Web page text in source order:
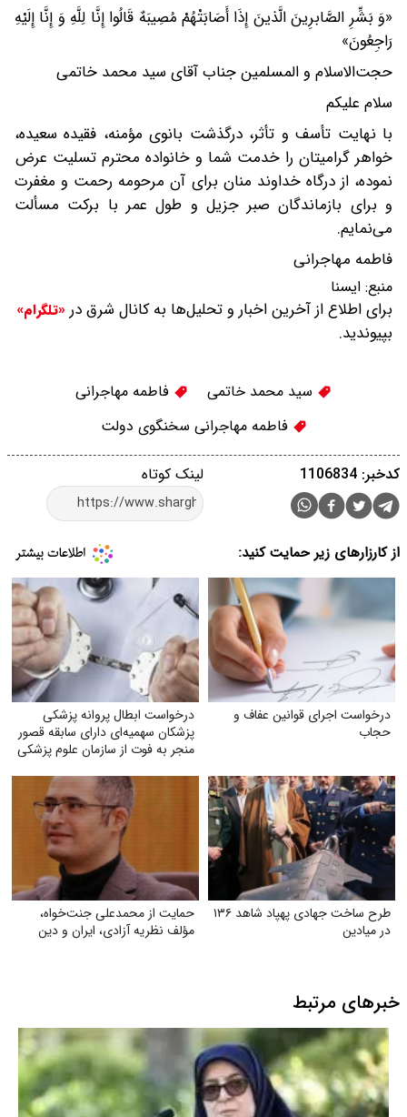
«وَ بَشِّرِ الصَّابرِینَ الَّذینَ إِذَا أَصَابَتْهُمْ مُصِیبَهٌ قَالُوا إِنَّا لِلَّهِ وَ إِنَّا إِلَیْهِ
رَاجِعُونَ»
حجت‌الاسلام و المسلمین جناب آقای سید محمد خاتمی
سلام علیکم
با نهایت تأسف و تأثر، درگذشت بانوی مؤمنه، فقیده سعیده،
خواهر گرامیتان را خدمت شما و خانواده محترم تسلیت عرض
نموده، از درگاه خداوند منان برای آن مرحومه رحمت و مغفرت
و برای بازماندگان صبر جزیل و طول عمر با برکت مسألت
می‌نمایم.
فاطمه مهاجرانی
منبع: ايسنا
برای اطلاع از آخرین اخبار و تحلیل‌ها به کانال شرق در «تلگرام»
بپیوندید.
سید محمد خاتمی
فاطمه مهاجرانی
فاطمه مهاجرانی سخنگوی دولت
لینک کوتاه کدخبر: 1106834
از کارزارهای زیر حمایت کنید:
درخواست اجرای قوانین عفاف و
حجاب
درخواست ابطال پروانه پزشکی
پزشکان سهمیه‌ای دارای سابقه قصور
منجر به فوت از سازمان علوم پزشکی
طرح ساخت جهادی پهپاد شاهد ۱۳۶
در میادین
حمایت از محمدعلی جنت‌خواه،
مؤلف نظریه آزادی، ایران و دین
خبرهای مرتبط